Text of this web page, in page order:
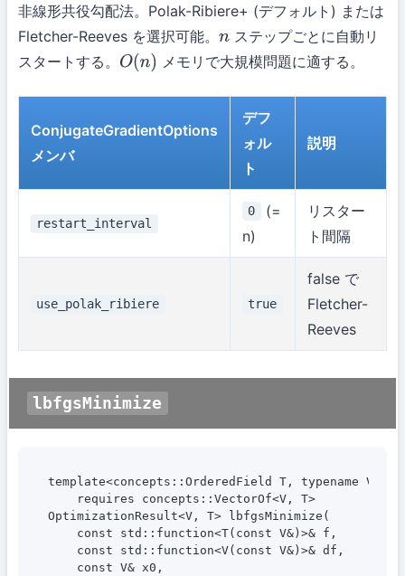
非線形共役勾配法。Polak-Ribiere+ (デフォルト) または
Fletcher-Reeves を選択可能。 nステップごとに自動リ
スタートする。 O(n) メモリで大規模問題に適する。
ConjugateGradientOptions
メンバ
デフ
ォル
ト
説明
restart_interval
0
(=
n)
リスター
ト間隔
use_polak_ribiere true
false で
Fletcher-
Reeves
lbfgsMinimize
template<concepts::OrderedField T, typename V>
    requires concepts::VectorOf<V, T>
OptimizationResult<V, T> lbfgsMinimize(
    const std::function<T(const V&)>& f,
    const std::function<V(const V&)>& df,
    const V& x0,